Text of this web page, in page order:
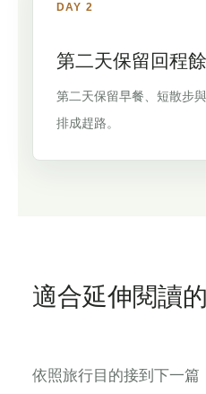
DAY 2
第二天保留回程
第二天保留早餐、短散步
排成趕路。
適合延伸閱讀
依照旅行目的接到下一篇